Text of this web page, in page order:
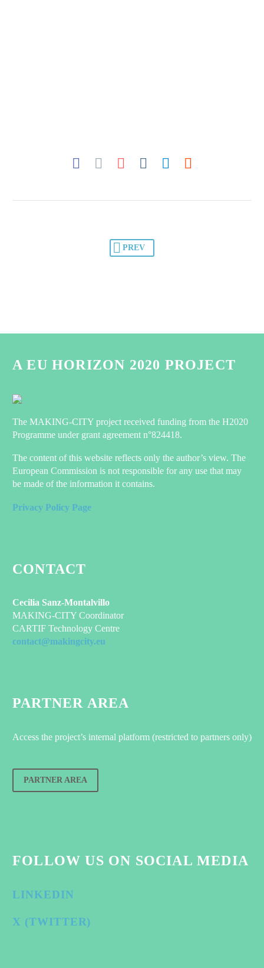
PREV
A EU HORIZON 2020 PROJECT
The MAKING-CITY project received funding from the H2020
Programme under grant agreement n°824418.
The content of this website reflects only the author’s view. The
European Commission is not responsible for any use that may
be made of the information it contains.
Privacy Policy Page
CONTACT
Cecilia Sanz-Montalvillo
MAKING-CITY Coordinator
CARTIF Technology Centre
contact@makingcity.eu
PARTNER AREA
Access the project’s internal platform (restricted to partners only)
PARTNER AREA
FOLLOW US ON SOCIAL MEDIA
LINKEDIN
X (TWITTER)